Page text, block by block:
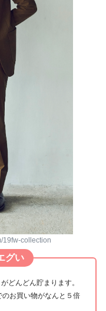
19fw-collection
グい
どんどん貯まります。
お買い物がなんと５倍